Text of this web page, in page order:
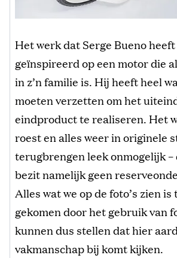
Het werk dat Serge Bueno
geïnspireerd op een motor die
in z’n familie is. Hij heeft heel
moeten verzetten om het
eindproduct te realiseren. Het
roest en alles weer in originele
terugbrengen leek onmogelijk
bezit namelijk geen
Alles wat we op de foto’s zien
gekomen door het gebruik van
kunnen dus stellen dat hier
vakmanschap bij komt kijken.